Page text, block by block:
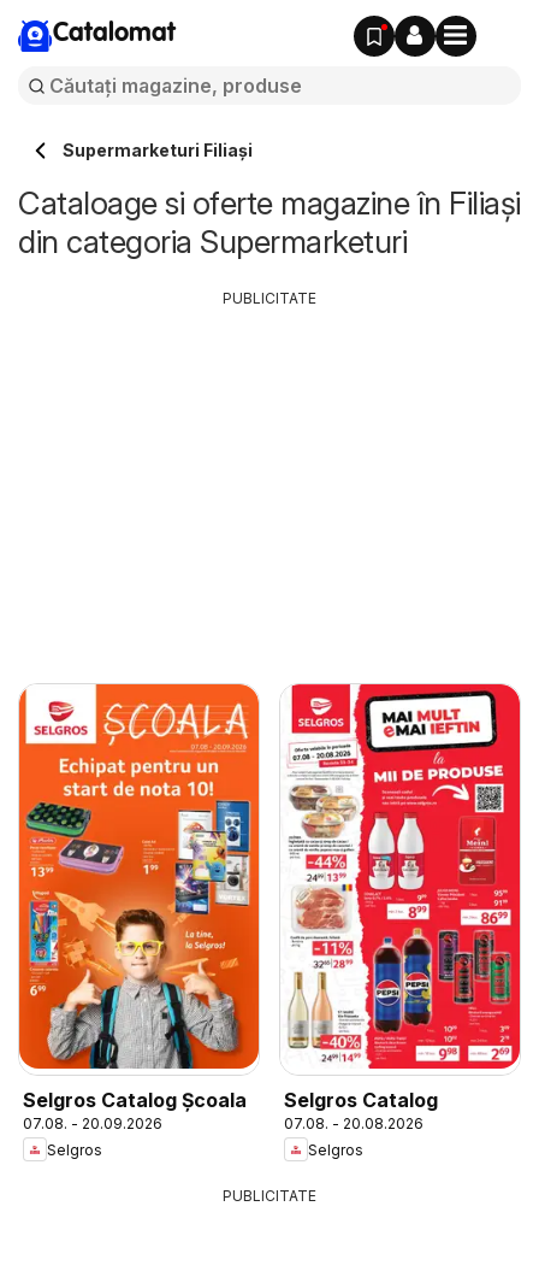
Catalomat
Supermarketuri Filiaşi
Cataloage si oferte magazine în Filiaşi
din categoria Supermarketuri
Selgros Catalog Şcoala
07.08. - 20.09.2026
Selgros
Selgros Catalog
07.08. - 20.08.2026
Selgros
PUBLICITATE
PUBLICITATE